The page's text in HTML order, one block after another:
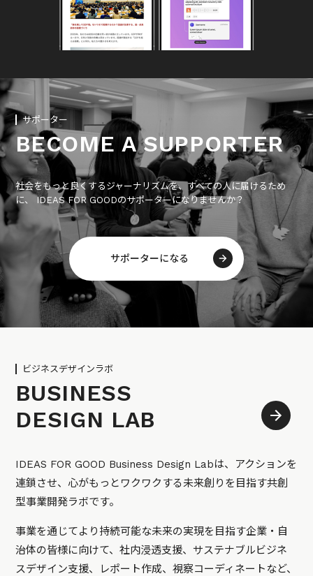
サポーター
BECOME A SUPPORTER
社会をもっと良くするジャーナリズムを、すべての人に届けるため
に、 IDEAS FOR GOODのサポーターになりませんか？
サポーターになる
ビジネスデザインラボ
BUSINESS
DESIGN LAB
IDEAS FOR GOOD Business Design Labは、アクションを
連鎖させ、心がもっとワクワクする未来創りを目指す共創
型事業開発ラボです。
事業を通じてより持続可能な未来の実現を目指す企業・自
治体の皆様に向けて、社内浸透支援、サステナブルビジネ
スデザイン支援、レポート作成、視察コーディネートなど、